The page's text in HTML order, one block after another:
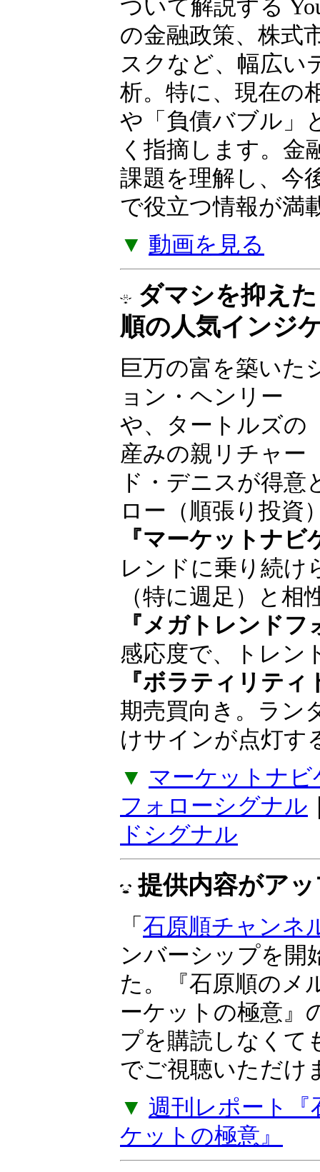
ついて解説する
の金融政策、株式
スクなど、幅広い
析。特に、現在の
や「負債バブル」
く指摘します。金
課題を理解し、今
で役立つ情報が満
▼ 動画を見る
ダマシを抑え
順の人気インジ
巨万の富を築いた
ョン・ヘンリー
や、タートルズの
産みの親リチャー
ド・デニスが得
ロー（順張り投資
『マーケットナビ
レンドに乗り続け
（特に週足）と相
『メガトレンド
感応度で、トレン
『ボラティリテ
期売買向き。ラン
けサインが点灯す
▼ マーケットナビ
フォローシグナル
ドシグナル
提供内容がア
「 石原順チャンネ
ンバーシップを開
た。『石原順のメ
ーケットの極意』
プを購読しなくて
でご視聴いただけ
▼ 週刊レポート『
ケットの極意』